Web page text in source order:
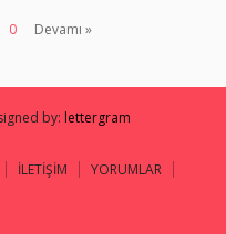
0 Devamı »
by: lettergram
İLETİŞİM
YORUMLAR